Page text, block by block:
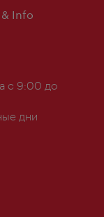
Info
с 9:00 до
дни